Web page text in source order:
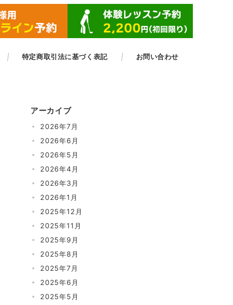
​特定商取引法に基づく表記 お問い合わせ
アーカイブ
2026年7月
2026年6月
2026年5月
2026年4月
2026年3月
2026年1月
2025年12月
2025年11月
2025年9月
2025年8月
2025年7月
2025年6月
2025年5月